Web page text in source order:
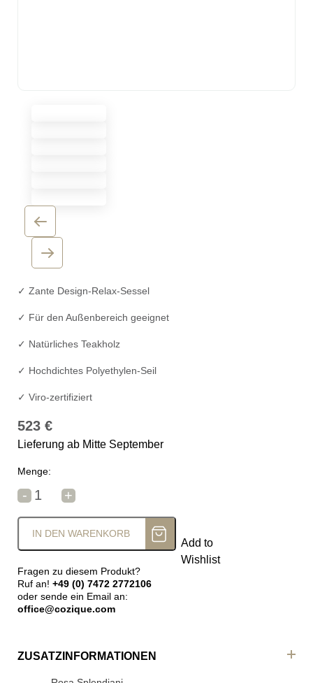
✓ Zante Design-Relax-Sessel
✓ Für den Außenbereich geeignet
✓ Natürliches Teakholz
✓ Hochdichtes Polyethylen-Seil
✓ Viro-zertifiziert
523 €
Lieferung ab Mitte September
Menge:
-
Rosa Splendiani Relax Stuhl Zante Menge
+
IN DEN WARENKORB
Add to
Wishlist
Fragen zu diesem Produkt?
Ruf an! +49 (0) 7472 2772106
oder sende ein Email an:
office@cozique.com
ZUSATZINFORMATIONEN